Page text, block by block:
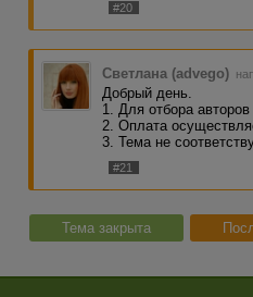
#20
Светлана (advego)
Добрый день.
1. Для отбора
2. Оплата
3. Тема не
#21
Тема закрыта